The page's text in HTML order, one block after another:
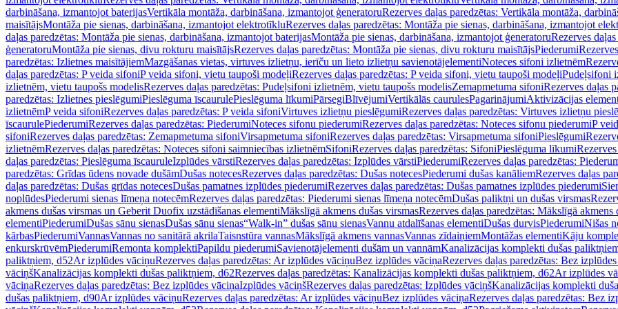
darbināšana, izmantojot baterijasVertikāla montāža, darbināšana, izmantojot ģeneratoruRezerves daļas paredzētas: Vertikāla montāža,
maisītājsMontāža pie sienas, darbināšana, izmantojot elektrotīkluRezerves daļas paredzētas: Montāža pie sienas, darbināšana, izmantojot
daļas paredzētas: Montāža pie sienas, darbināšana, izmantojot baterijasMontāža pie sienas, darbināšana, izmantojot ģeneratoruRezerves
ģeneratoruMontāža pie sienas, divu rokturu maisītājsRezerves daļas paredzētas: Montāža pie sienas, divu rokturu maisītājsPiederumi
paredzētas: Izlietnes maisītājiemMazgāšanas vietas, virtuves izlietņu, ierīču un lieto izlietņu savienotājelementiNoteces sifoni izlietnēm
daļas paredzētas: P veida sifoniP veida sifoni, vietu taupoši modeļiRezerves daļas paredzētas: P veida sifoni, vietu taupoši modeļiPudeļsifoni
izlietnēm, vietu taupošs modelisRezerves daļas paredzētas: Pudeļsifoni izlietnēm, vietu taupošs modelisZemapmetuma sifoniRezerves daļas
paredzētas: Izlietnes pieslēgumiPieslēguma īscaurulePieslēguma līkumiPārsegiBlīvējumiVertikālās caurulesPagarinājumiAktivizācijas
izlietnēmP veida sifoniRezerves daļas paredzētas: P veida sifoniVirtuves izlietņu pieslēgumiRezerves daļas paredzētas: Virtuves izlietņu
īscaurulePiederumiRezerves daļas paredzētas: PiederumiNoteces sifonu piederumiRezerves daļas paredzētas: Noteces sifonu piederumiP
sifoniRezerves daļas paredzētas: Zemapmetuma sifoniVirsapmetuma sifoniRezerves daļas paredzētas: Virsapmetuma sifoniPieslēgumi
izlietnēmRezerves daļas paredzētas: Noteces sifoni saimniecības izlietnēmSifoniRezerves daļas paredzētas: SifoniPieslēguma līkumi
daļas paredzētas: Pieslēguma īscauruleIzplūdes vārstiRezerves daļas paredzētas: Izplūdes vārstiPiederumiRezerves daļas paredzētas:
paredzētas: Grīdas ūdens novade dušāmDušas notecesRezerves daļas paredzētas: Dušas notecesPiederumi dušas kanāliemRezerves daļas
daļas paredzētas: Dušas grīdas notecesDušas pamatnes izplūdes piederumiRezerves daļas paredzētas: Dušas pamatnes izplūdes piederumi
noplūdesPiederumi sienas līmeņa notecēmRezerves daļas paredzētas: Piederumi sienas līmeņa notecēmDušas paliktņi un dušas virsmas
akmens dušas virsmas un Geberit Duofix uzstādīšanas elementiMākslīgā akmens dušas virsmasRezerves daļas paredzētas: Mākslīgā akmens
elementiPiederumiDušas sānu sienasDušas sānu sienas“Walk-in” dušas sānu sienasVannu atdalīšanas elementiDušas durvisPiederumiNišas
kārbasPiederumiVannasVannas no sanitārā akrilaTaisnstūra vannasMākslīgā akmens vannasVannas zīdaiņiemMontāžas elementiKāju
enkurskrūvēmPiederumiRemonta komplektiPapildu piederumiSavienotājelementi dušām un vannāmKanalizācijas komplekti dušas
paliktņiem, d52Ar izplūdes vāciņuRezerves daļas paredzētas: Ar izplūdes vāciņuBez izplūdes vāciņaRezerves daļas paredzētas: Bez
vāciņšKanalizācijas komplekti dušas paliktņiem, d62Rezerves daļas paredzētas: Kanalizācijas komplekti dušas paliktņiem, d62Ar izplūdes
vāciņaRezerves daļas paredzētas: Bez izplūdes vāciņaIzplūdes vāciņšRezerves daļas paredzētas: Izplūdes vāciņšKanalizācijas komplekti
dušas paliktņiem, d90Ar izplūdes vāciņuRezerves daļas paredzētas: Ar izplūdes vāciņuBez izplūdes vāciņaRezerves daļas paredzētas: Bez